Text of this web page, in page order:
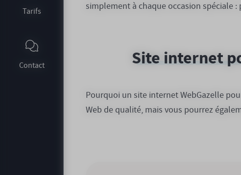
Tarifs
Contact
simplement à chaque occasion
Site internet
Pourquoi un site internet WebGazelle
Web de qualité, mais vous pourrez